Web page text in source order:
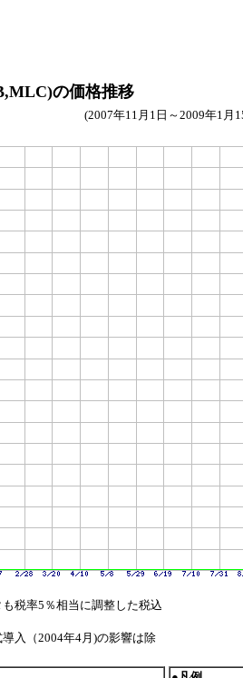
の価格推移
(2007年11月1日～2009年1月
税率5％相当に調整した税込
入（2004年4月)の影響は除